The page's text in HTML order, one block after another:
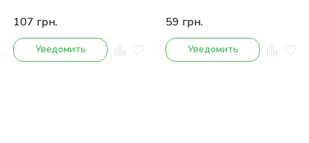
107 грн.
Уведомить
59 грн.
Уведомить